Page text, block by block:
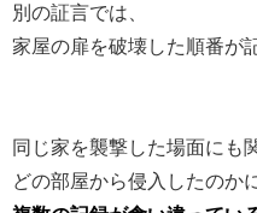
別の証言では、
家屋の扉を破壊した順番が
同じ家を襲撃した場面にも
どの部屋から侵入したのか